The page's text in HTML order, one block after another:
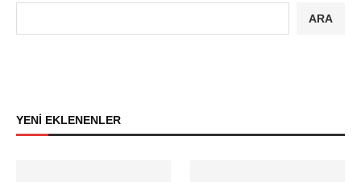
ARA
YENİ EKLENENLER